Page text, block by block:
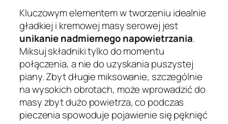
Kluczowym elementem w tworzeniu idealnie
gładkiej i kremowej masy serowej jest
unikanie nadmiernego napowietrzania.
Miksuj składniki tylko do momentu
połączenia, a nie do uzyskania puszystej
piany. Zbyt długie miksowanie, szczególnie
na wysokich obrotach, może wprowadzić do
masy zbyt dużo powietrza, co podczas
pieczenia spowoduje pojawienie się pęknięć